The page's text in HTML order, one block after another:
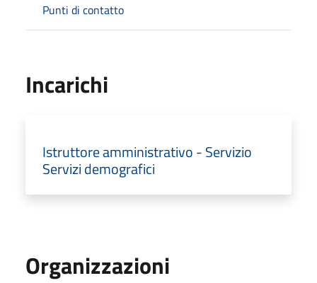
Punti di contatto
Incarichi
Istruttore amministrativo - Servizio
Servizi demografici
Organizzazioni